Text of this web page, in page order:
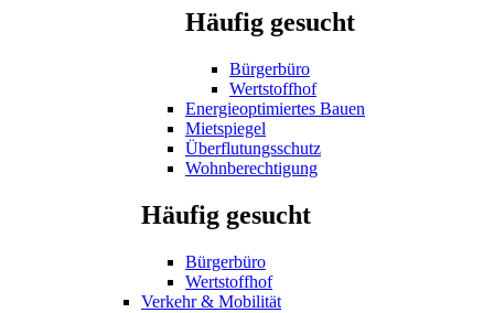
Häufig gesucht
Bürgerbüro
Wertstoffhof
Energieoptimiertes Bauen
Mietspiegel
Überflutungsschutz
Wohnberechtigung
Häufig gesucht
Bürgerbüro
Wertstoffhof
Verkehr & Mobilität